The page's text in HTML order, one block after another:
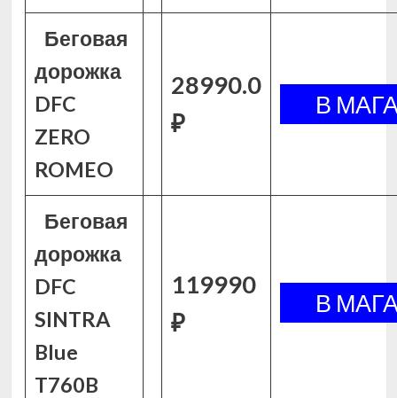
Беговая
дорожка
DFC
ZERO
ROMEO
28990.0
₽
Беговая
дорожка
DFC
SINTRA
Blue
T760B
119990
₽